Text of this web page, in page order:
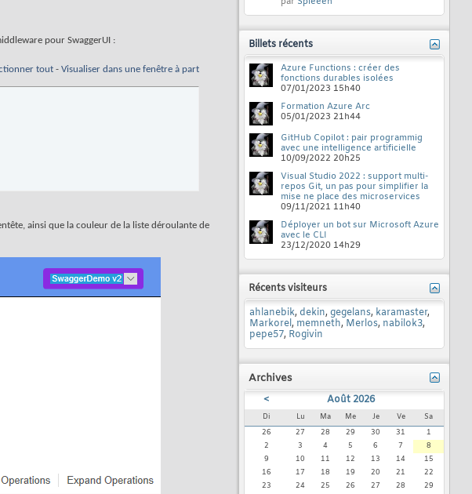
pour SwaggerUI :
tout - Visualiser dans une fenêtre à part
ainsi que la couleur de la liste déroulante de
Billets récents
Azure Functions : créer des
fonctions durables isolées
07/01/2023 15h40
Formation Azure Arc
05/01/2023 21h44
GitHub Copilot : pair programmig
avec une intelligence artificielle
10/09/2022 20h25
Visual Studio 2022 : support multi-
repos Git, un pas pour simplifier la
mise ne place des microservices
09/11/2021 11h40
Déployer un bot sur Microsoft Azure
avec le CLI
23/12/2020 14h29
Récents visiteurs
ahlanebik, dekin, gegelans, karamaster,
Markorel, memneth, Merlos, nabilok3,
pepe57, Rogivin
Archives
< Août 2026
Di Lu Ma Me Je Ve
Sa
26
27 28 29 30 31
1
2
3 4 5 6 7
8
9
10 11 12 13 14
15
16
17 18 19 20 21
22
23
24 25 26 27 28
29